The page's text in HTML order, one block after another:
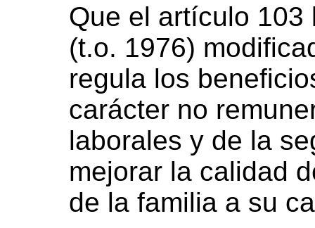
Que el artículo 103
(t.o. 1976)
regula los
carácter no
laborales y de la
mejorar la calidad
de la familia a su